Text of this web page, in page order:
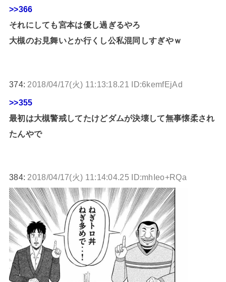
>>366
それにしても宮本は優し過ぎるやろ
大槻のお見舞いとか行くし公私混同しすぎやｗ
374: 2018/04/17(火) 11:13:18.21 ID:6kemfEjAd
>>355
最初は大槻警戒してたけどダムが決壊して無事懐柔され
たんやで
384: 2018/04/17(火) 11:14:04.25 ID:mhIeo+RQa